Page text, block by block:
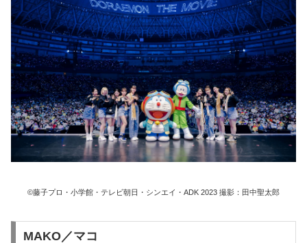
©藤子プロ・小学館・テレビ朝日・シンエイ・ADK 2023 撮影：田中聖太郎
MAKO／マコ